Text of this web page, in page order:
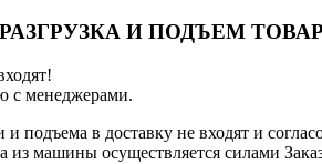
И ПОДЪЕМ
с менеджерами.
в доставку не входят и
из машины осуществляется силами